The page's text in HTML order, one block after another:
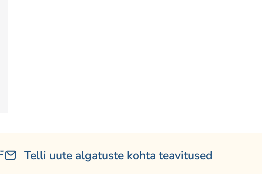
Telli uute algatuste kohta teavitused